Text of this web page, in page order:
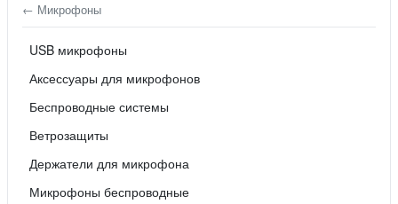
← Микрофоны
USB микрофоны
Аксессуары для микрофонов
Беспроводные системы
Ветрозащиты
Держатели для микрофона
Микрофоны беспроводные